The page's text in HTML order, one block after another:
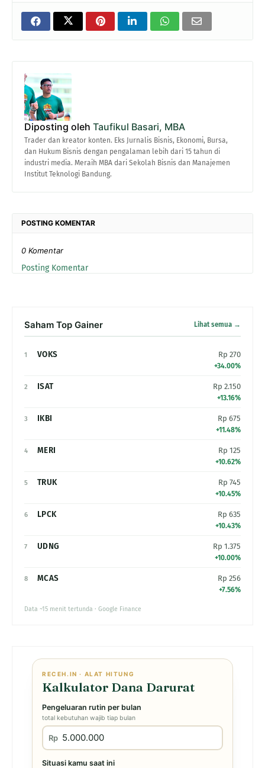
Diposting oleh Taufikul Basari, MBA
Trader dan kreator konten. Eks Jurnalis Bisnis, Ekonomi, Bursa,
dan Hukum Bisnis dengan pengalaman lebih dari 15 tahun di
industri media. Meraih MBA dari Sekolah Bisnis dan Manajemen
Institut Teknologi Bandung.
POSTING KOMENTAR
0 Komentar
Posting Komentar
Saham Top Gainer Lihat semua →
1 VOKS Rp 270
+34.00%
2 ISAT Rp 2.150
+13.16%
3 IKBI Rp 675
+11.48%
4 MERI Rp 125
+10.62%
5 TRUK Rp 745
+10.45%
6 LPCK Rp 635
+10.43%
7 UDNG Rp 1.375
+10.00%
8 MCAS Rp 256
+7.56%
Data ~15 menit tertunda · Google Finance
RECEH.IN · ALAT HITUNG
Kalkulator Dana Darurat
Pengeluaran rutin per bulan
total kebutuhan wajib tiap bulan
Rp
Situasi kamu saat ini